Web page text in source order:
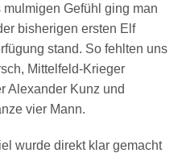
Gefühl ging man
bisherigen ersten Elf
stand. So fehlten uns
Mittelfeld-Krieger
Alexander Kunz und
vier Mann.
wurde direkt klar gemacht